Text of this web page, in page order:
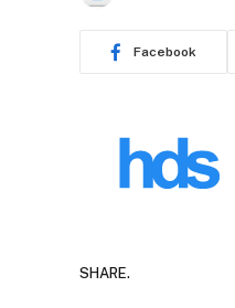
Facebook
SHARE.